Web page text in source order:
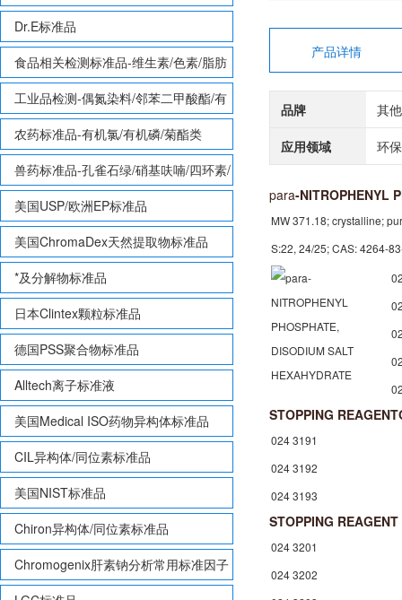
Dr.E标准品
食品相关检测标准品-维生素/色素/脂肪
酸甲酯等
工业品检测-偶氮染料/邻苯二甲酸酯/有
机锡/多溴联苯/多溴联苯醚/多氯联苯
农药标准品-有机氯/有机磷/菊酯类
兽药标准品-孔雀石绿/硝基呋喃/四环素/
磺胺等
美国USP/欧洲EP标准品
美国ChromaDex天然提取物标准品
*及分解物标准品
日本Clintex颗粒标准品
德国PSS聚合物标准品
Alltech离子标准液
美国Medical ISO药物异构体标准品
CIL异构体/同位素标准品
美国NIST标准品
Chiron异构体/同位素标准品
Chromogenix肝素钠分析常用标准因子
产品详情
品牌 其
应用领域 环
para-NITROPHENYL
MW 371.18; crystalline;
S:22, 24/25; CAS: 4264-
STOPPING REAGENT
024 3191
024 3192
024 3193
STOPPING
024 3201
024 3202